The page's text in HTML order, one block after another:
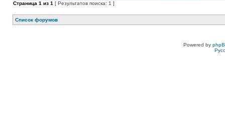
Страница 1 из 1 [ Результатов поиска: 1 ]
Список форумов
Powered by